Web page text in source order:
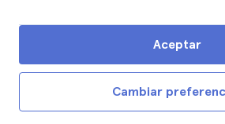
horaria aplica desde el 1 de
de septiembre de cada año.
En cambio, si tienes planeado
Cambiar
Aceptar